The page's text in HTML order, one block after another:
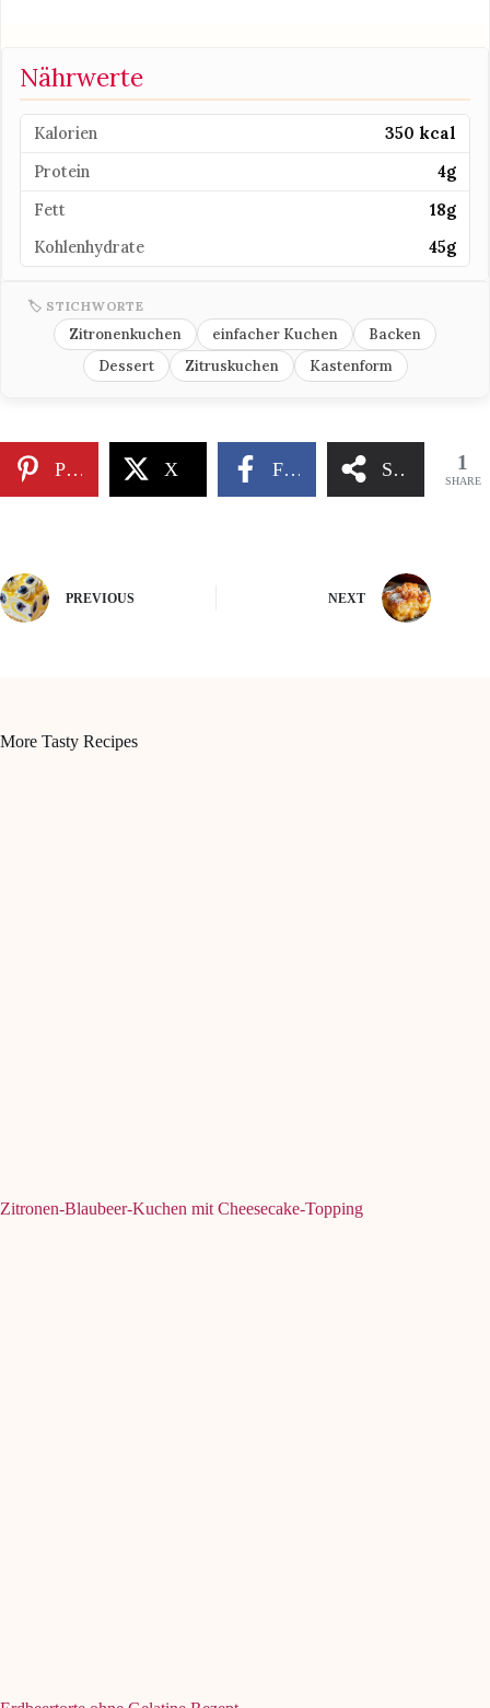
Nährwerte
Kalorien
350 kcal
Protein
4g
Fett
18g
Kohlenhydrate
45g
🏷 STICHWORTE
Zitronenkuchen einfacher Kuchen
Backen
Dessert
Zitruskuchen Kastenform
Pinterest X Facebook Share 1
SHARE
PREVIOUS NEXT
More Tasty Recipes
Zitronen-Blaubeer-Kuchen mit Cheesecake-Topping